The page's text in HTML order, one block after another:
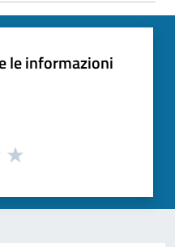
le informazioni